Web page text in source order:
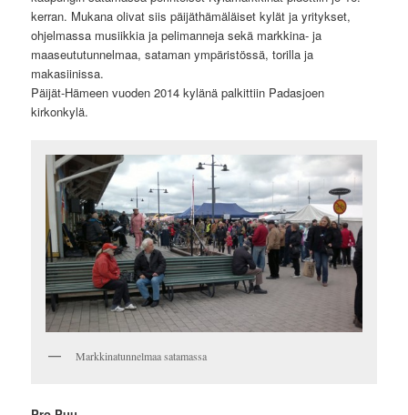
kerran. Mukana olivat siis päijäthämäläiset kylät ja yritykset,
ohjelmassa musiikkia ja pelimanneja sekä markkina- ja
maaseututunnelmaa, sataman ympäristössä, torilla ja
makasiinissa.
Päijät-Hämeen vuoden 2014 kylänä palkittiin Padasjoen
kirkonkylä.
Markkinatunnelmaa satamassa